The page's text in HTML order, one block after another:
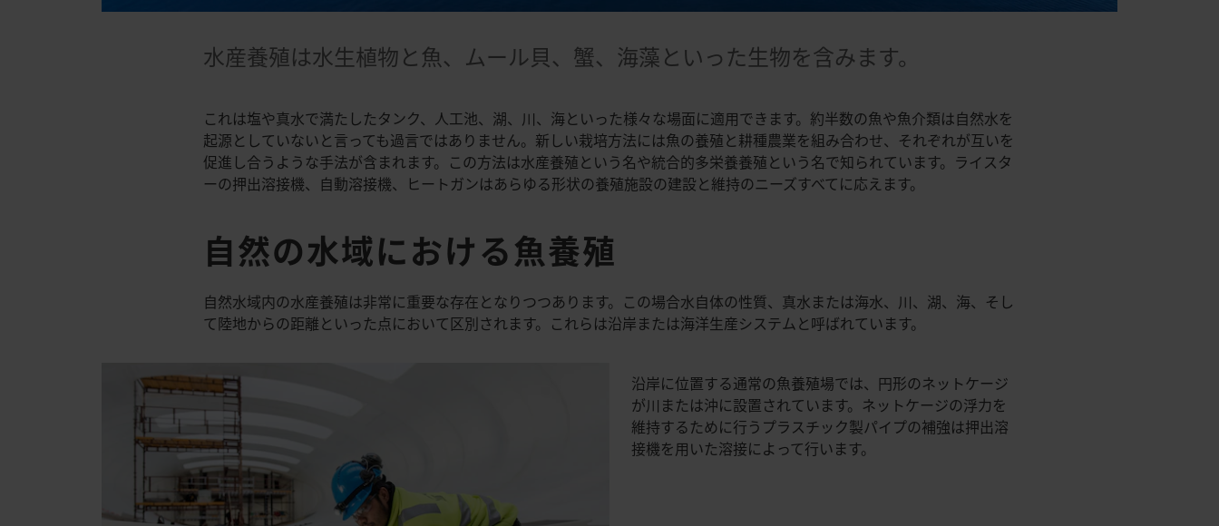
水産養殖は水生植物と魚、ムール貝、蟹、海藻といった生物を含みます。
これは塩や真水で満たしたタンク、人工池、湖、川、海といった様々な場面に適用できます。約半数の魚や魚介類は自然水を
起源としていないと言っても過言ではありません。新しい栽培方法には魚の養殖と耕種農業を組み合わせ、それぞれが互いを
促進し合うような手法が含まれます。この方法は水産養殖という名や統合的多栄養養殖という名で知られています。ライスタ
ーの押出溶接機、自動溶接機、ヒートガンはあらゆる形状の養殖施設の建設と維持のニーズすべてに応えます。
自然の水域における魚養殖
自然水域内の水産養殖は非常に重要な存在となりつつあります。この場合水自体の性質、真水または海水、川、湖、海、そし
て陸地からの距離といった点において区別されます。これらは沿岸または海洋生産システムと呼ばれています。
沿岸に位置する通常の魚養殖場では、円形のネットケージ
が川または沖に設置されています。ネットケージの浮力を
維持するために行うプラスチック製パイプの補強は押出溶
接機を用いた溶接によって行います。